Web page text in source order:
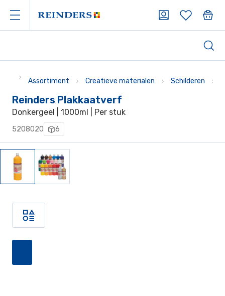
Assortiment Creatieve materialen Schilderen
Reinders Plakkaatverf
Donkergeel | 1000ml | Per stuk
5208020 6